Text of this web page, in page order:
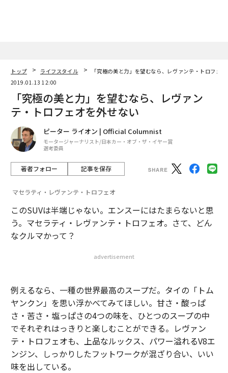
トップ ライフスタイル
「究極の美と力」を望むなら、レヴァンテ・トロフェ
2019.01.13 12:00
「究極の美と力」を望むなら、レヴァン
テ・トロフェオを外せない
ピーター ライオン | Official Columnist
モータージャーナリスト/日本カー・オブ・ザ・イヤー賞
選考委員
著者フォロー 記事を保存
マセラティ・レヴァンテ・トロフェオ
このSUVは半端じゃない。エンスーにはたまらないと思
う。マセラティ・レヴァンテ・トロフェオ。さて、どん
なクルマかって？
advertisement
例えるなら、一種の世界最高のスープだ。タイの「トム
ヤンクン」を思い浮かべてみてほしい。甘さ・酸っぱ
さ・苦さ・塩っぱさの4つの味を、ひとつのスープの中
でそれぞれはっきりと楽しむことができる。レヴァン
テ・トロフェオも、上品なルックス、パワー溢れるV8エ
ンジン、しっかりしたフットワークが混ざり合い、いい
味を出している。